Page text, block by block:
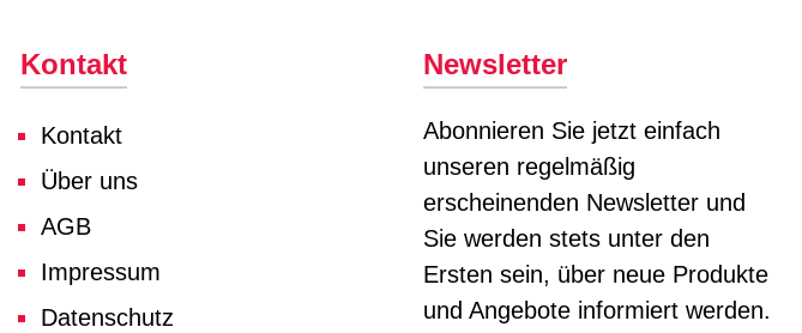
Kontakt
Kontakt
Über uns
AGB
Impressum
Datenschutz
Newsletter
Abonnieren Sie jetzt einfach
unseren regelmäßig
erscheinenden Newsletter und
Sie werden stets unter den
Ersten sein, über neue Produkte
und Angebote informiert werden.